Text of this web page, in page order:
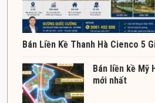
Bán Liền Kề Thanh Hà Cienco 5
Bán liền kề Mỹ
mới nhất